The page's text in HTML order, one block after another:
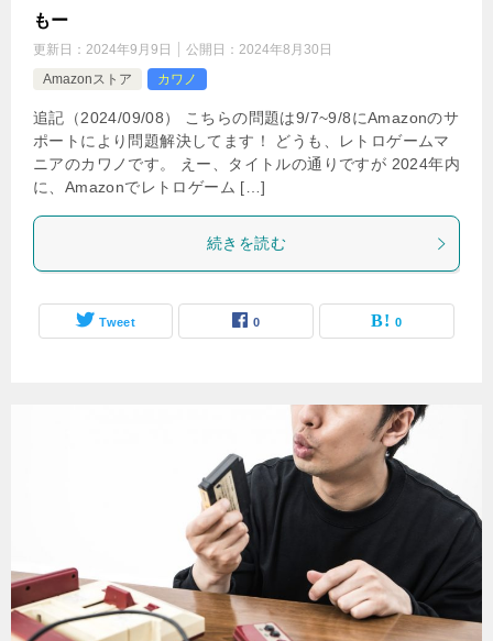
もー
更新日： 2024年9月9日 公開日： 2024年8月30日
Amazonストア
カワノ
追記（2024/09/08） こちらの問題は9/7~9/8にAmazonのサ
ポートにより問題解決してます！ どうも、レトロゲームマ
ニアのカワノです。 えー、タイトルの通りですが 2024年内
に、Amazonでレトロゲーム […]
続きを読む
Tweet 0 0